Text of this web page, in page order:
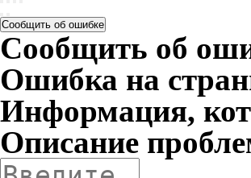
Сообщить об ошибке
Сообщить об
Ошибка на
Информация,
Описание